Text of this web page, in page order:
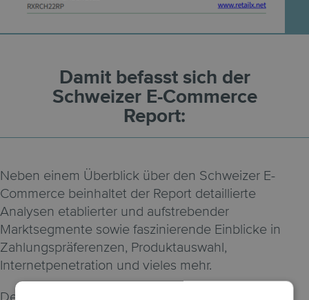
Damit befasst sich der
Schweizer E-Commerce
Report:
Neben einem Überblick über den Schweizer E-
Commerce beinhaltet der Report detaillierte
Analysen etablierter und aufstrebender
Marktsegmente sowie faszinierende Einblicke in
Zahlungspräferenzen, Produktauswahl,
Internetpenetration und vieles mehr.